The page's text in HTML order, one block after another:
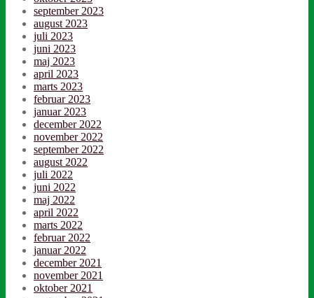
september 2023
august 2023
juli 2023
juni 2023
maj 2023
april 2023
marts 2023
februar 2023
januar 2023
december 2022
november 2022
september 2022
august 2022
juli 2022
juni 2022
maj 2022
april 2022
marts 2022
februar 2022
januar 2022
december 2021
november 2021
oktober 2021